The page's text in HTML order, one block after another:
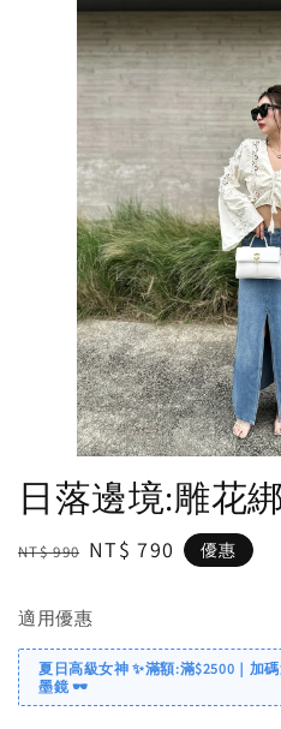
日落邊境:雕花
Regular
NT$ 990 Sale
NT$ 790 優惠
適用優惠
夏日高級女神 ✨滿額:滿$2500｜加
墨鏡 🕶️